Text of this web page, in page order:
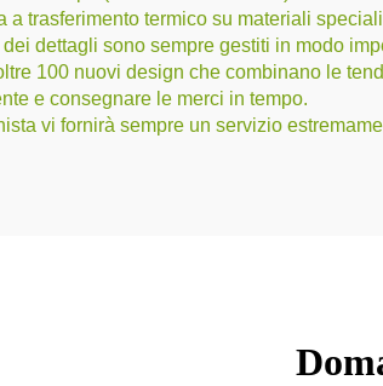
a trasferimento termico su materiali
dettagli sono sempre gestiti in modo
100 nuovi design che combinano le
e consegnare le merci in tempo.
vi fornirà sempre un servizio